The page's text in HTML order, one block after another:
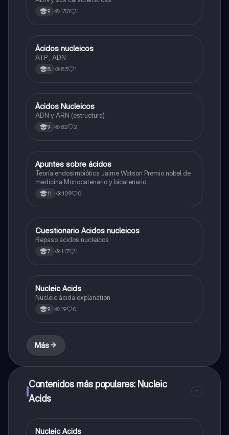
9 130 1
Biologia
Ácidos nucleicos
ATP , ADN
8 83 1
Biologia
Ácidos Nucleicos
ADN y ARN (estructura)
9 82 2
Biologia
Apuntes sobre ácidos
Teoría endosimbiótica Jaime Watson Premio nobel de
medicina Monocatenario y bicatenario
11 109 0
Química
Cuestionario Acidos nucleicos
Repaso ácidos nucleicos
7 117 1
Biologia
Nucleic Acids
Nucleic ácida explanation
9 19 0
Más
Contenidos más populares: Nucleic
Acids
1
Biologia
Nucleic Acids